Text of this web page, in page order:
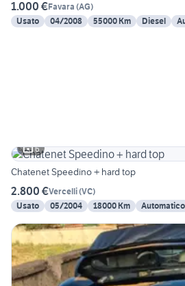
1.000 €Favara (AG)
Usato
04/2008 55000 Km Diesel
6
Chatenet Speedino + hard top
2.800 €Vercelli(VC)
Usato
05/2004 18000 Km Automatico